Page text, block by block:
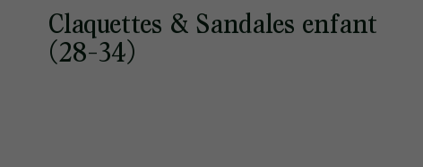
Claquettes & Sandales enfant
(28-34)